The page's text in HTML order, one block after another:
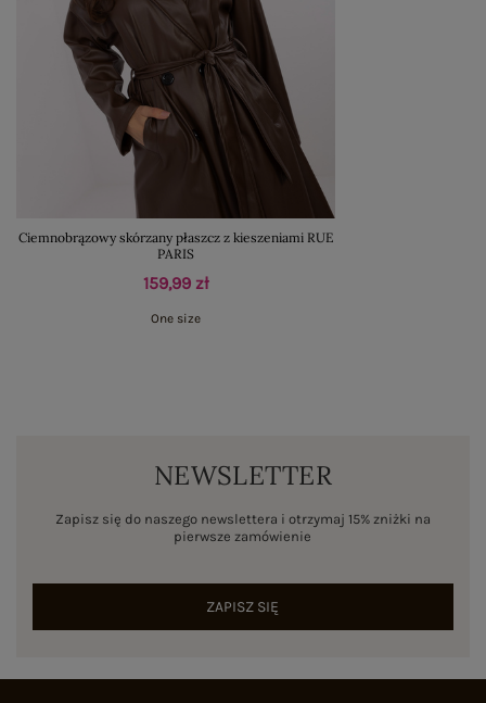
Ciemnobrązowy skórzany płaszcz z kieszeniami RUE
PARIS
159,99 zł
One size
NEWSLETTER
Zapisz się do naszego newslettera i otrzymaj 15% zniżki na
pierwsze zamówienie
ZAPISZ SIĘ